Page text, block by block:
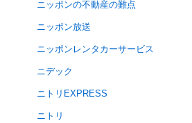
ニッポンの不動産の難点
ニッポン放送
ニッポンレンタカーサービス
ニデック
ニトリEXPRESS
ニトリ